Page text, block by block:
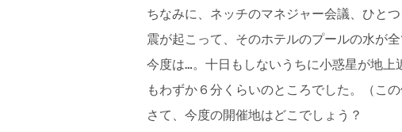
ちなみに、ネッチのマネジャー会議、ひと
震が起こって、そのホテルのプールの水が
今度は…。十日もしないうちに小惑星が地
もわずか６分くらいのところでした。（こ
さて、今度の開催地はどこでしょう？